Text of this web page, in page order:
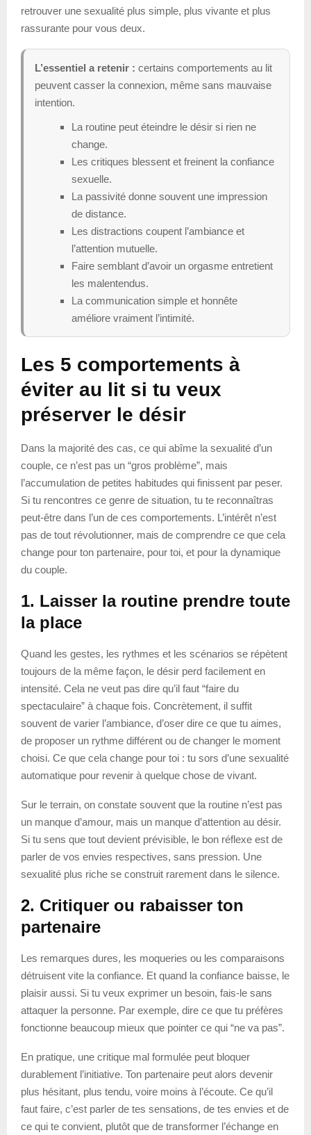
retrouver une sexualité plus simple, plus vivante et plus
rassurante pour vous deux.
L’essentiel a retenir : certains comportements au lit
peuvent casser la connexion, même sans mauvaise
intention.
La routine peut éteindre le désir si rien ne
change.
Les critiques blessent et freinent la confiance
sexuelle.
La passivité donne souvent une impression
de distance.
Les distractions coupent l’ambiance et
l’attention mutuelle.
Faire semblant d’avoir un orgasme entretient
les malentendus.
La communication simple et honnête
améliore vraiment l’intimité.
Les 5 comportements à
éviter au lit si tu veux
préserver le désir
Dans la majorité des cas, ce qui abîme la sexualité d’un
couple, ce n’est pas un “gros problème”, mais
l’accumulation de petites habitudes qui finissent par peser.
Si tu rencontres ce genre de situation, tu te reconnaîtras
peut-être dans l’un de ces comportements. L’intérêt n’est
pas de tout révolutionner, mais de comprendre ce que cela
change pour ton partenaire, pour toi, et pour la dynamique
du couple.
1. Laisser la routine prendre toute
la place
Quand les gestes, les rythmes et les scénarios se répètent
toujours de la même façon, le désir perd facilement en
intensité. Cela ne veut pas dire qu’il faut “faire du
spectaculaire” à chaque fois. Concrètement, il suffit
souvent de varier l’ambiance, d’oser dire ce que tu aimes,
de proposer un rythme différent ou de changer le moment
choisi. Ce que cela change pour toi : tu sors d’une sexualité
automatique pour revenir à quelque chose de vivant.
Sur le terrain, on constate souvent que la routine n’est pas
un manque d’amour, mais un manque d’attention au désir.
Si tu sens que tout devient prévisible, le bon réflexe est de
parler de vos envies respectives, sans pression. Une
sexualité plus riche se construit rarement dans le silence.
2. Critiquer ou rabaisser ton
partenaire
Les remarques dures, les moqueries ou les comparaisons
détruisent vite la confiance. Et quand la confiance baisse, le
plaisir aussi. Si tu veux exprimer un besoin, fais-le sans
attaquer la personne. Par exemple, dire ce que tu préfères
fonctionne beaucoup mieux que pointer ce qui “ne va pas”.
En pratique, une critique mal formulée peut bloquer
durablement l’initiative. Ton partenaire peut alors devenir
plus hésitant, plus tendu, voire moins à l’écoute. Ce qu’il
faut faire, c’est parler de tes sensations, de tes envies et de
ce qui te convient, plutôt que de transformer l’échange en